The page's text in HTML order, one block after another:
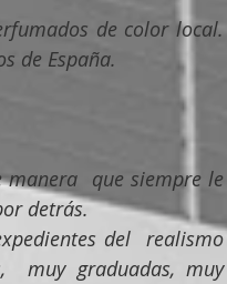
de color local.
de España.
manera  que siempre le
detrás.
del  realismo
muy graduadas, muy